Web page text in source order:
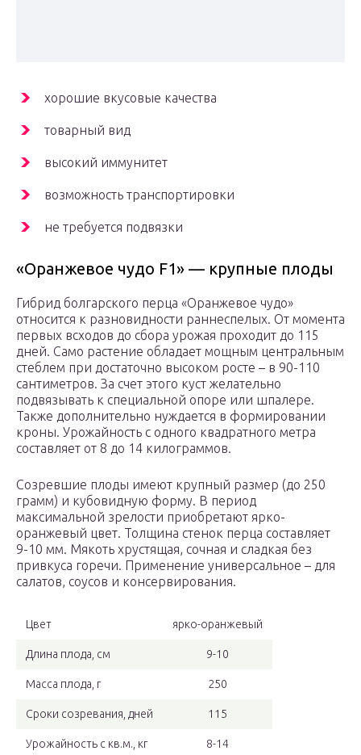
хорошие вкусовые качества
товарный вид
высокий иммунитет
возможность транспортировки
не требуется подвязки
«Оранжевое чудо F1» — крупные плоды
Гибрид болгарского перца «Оранжевое чудо»
относится к разновидности раннеспелых. От момента
первых всходов до сбора урожая проходит до 115
дней. Само растение обладает мощным центральным
стеблем при достаточно высоком росте – в 90-110
сантиметров. За счет этого куст желательно
подвязывать к специальной опоре или шпалере.
Также дополнительно нуждается в формировании
кроны. Урожайность с одного квадратного метра
составляет от 8 до 14 килограммов.
Созревшие плоды имеют крупный размер (до 250
грамм) и кубовидную форму. В период
максимальной зрелости приобретают ярко-
оранжевый цвет. Толщина стенок перца составляет
9-10 мм. Мякоть хрустящая, сочная и сладкая без
привкуса горечи. Применение универсальное – для
салатов, соусов и консервирования.
Цвет ярко-оранжевый
Длина плода, см 9-10
Масса плода, г 250
Сроки созревания, дней 115
Урожайность с кв.м., кг 8-14